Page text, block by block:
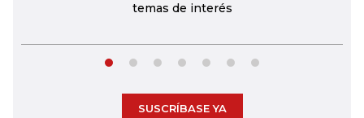
temas de interés
SUSCRÍBASE YA